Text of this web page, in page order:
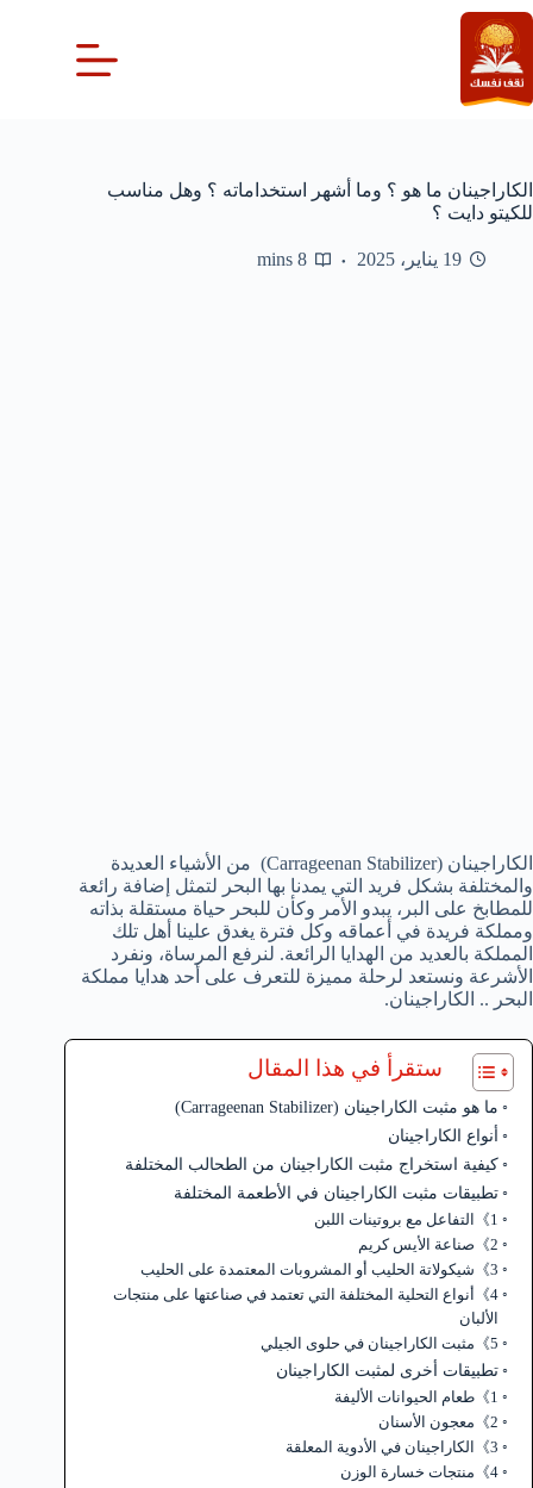
التجاوز
إلى
المحتوى
الكاراجينان ما هو ؟ وما أشهر استخداماته ؟ وهل مناسب
للكيتو دايت ؟
19 يناير، 2025 8 mins
الكاراجينان (Carrageenan Stabilizer) من الأشياء العديدة
والمختلفة بشكل فريد التي يمدنا بها البحر لتمثل إضافة رائعة
للمطابخ على البر، يبدو الأمر وكأن للبحر حياة مستقلة بذاته
ومملكة فريدة في أعماقه وكل فترة يغدق علينا أهل تلك
المملكة بالعديد من الهدايا الرائعة. لنرفع المرساة، ونفرد
الأشرعة ونستعد لرحلة مميزة للتعرف على أحد هدايا مملكة
البحر .. الكاراجينان.
ستقرأ في هذا المقال
ما هو مثبت الكاراجينان (Carrageenan Stabilizer)
أنواع الكاراجينان
كيفية استخراج مثبت الكاراجينان من الطحالب المختلفة
تطبيقات مثبت الكاراجينان في الأطعمة المختلفة
1》التفاعل مع بروتينات اللبن
2》صناعة الأيس كريم
3》شيكولاتة الحليب أو المشروبات المعتمدة على الحليب
4》أنواع التحلية المختلفة التي تعتمد في صناعتها على منتجات
الألبان
5》مثبت الكاراجينان في حلوى الجيلي
تطبيقات أخرى لمثبت الكاراجينان
1》طعام الحيوانات الأليفة
2》معجون الأسنان
3》الكاراجينان في الأدوية المعلقة
4》منتجات خسارة الوزن